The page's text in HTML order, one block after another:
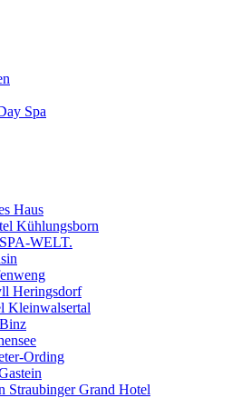
Spa
Haus
Kühlungsborn
WELT.
Heringsdorf
Kleinwalsertal
Ording
Straubinger Grand Hotel